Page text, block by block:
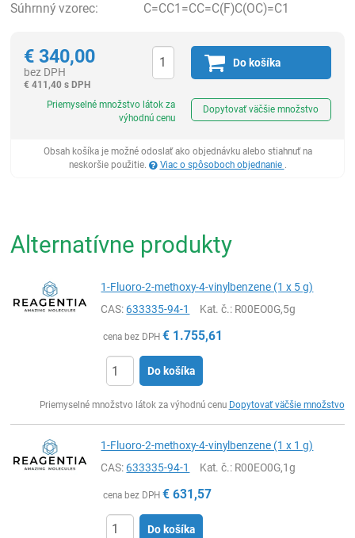
Súhrnný vzorec:
C=CC1=CC=C(F)C(OC)=C1
€ 340,00
bez DPH
€ 411,40 s DPH
Do košíka
Priemyselné množstvo látok za
výhodnú cenu
Dopytovať väčšie množstvo
Obsah košíka je možné odoslať ako objednávku alebo stiahnuť na
neskoršie použitie.
Viac o spôsoboch objednanie .
Alternatívne produkty
1-Fluoro-2-methoxy-4-vinylbenzene (1 x 5 g)
CAS:633335-94-1 Kat. č.: R00EO0G,5g
cena bez DPH € 1.755,61
Do košíka
Priemyselné množstvo látok za výhodnú cenu Dopytovať väčšie množstvo
1-Fluoro-2-methoxy-4-vinylbenzene (1 x 1 g)
CAS:633335-94-1 Kat. č.: R00EO0G,1g
cena bez DPH € 631,57
Do košíka